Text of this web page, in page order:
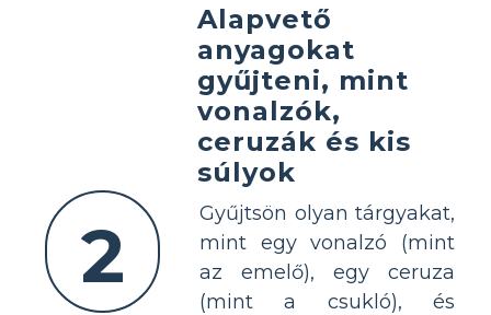
2
Alapvető
anyagokat
gyűjteni, mint
vonalzók,
ceruzák és kis
súlyok
Gyűjtsön olyan tárgyakat,
mint egy vonalzó (mint
az emelő), egy ceruza
(mint a csukló), és